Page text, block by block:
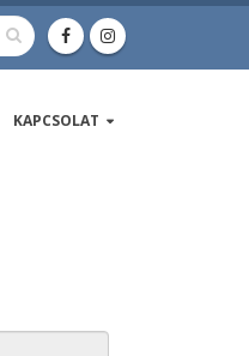
KAPCSOLAT